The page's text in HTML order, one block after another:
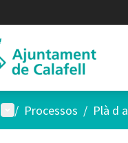
Menú principal
/ Processos / Plà d